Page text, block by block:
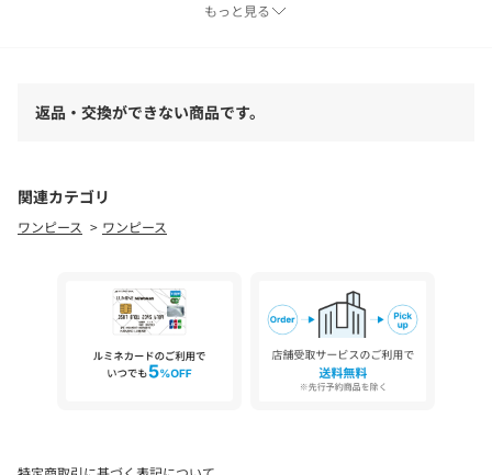
透け感：なし
ポケット：サイド
※商品画像は、光の当たり具合やパソコンなどの閲覧環境によ
※商品の色味の目安は、商品単体の画像をご参照ください。
こちらの商品 は MARcourt DESIGNEYE にてお取り扱いしておりま
店舗在庫等については直接店舗にお問い合わせください。
もっと見る
返品・交換ができない商品です。
関連カテゴリ
ワンピース ワンピース